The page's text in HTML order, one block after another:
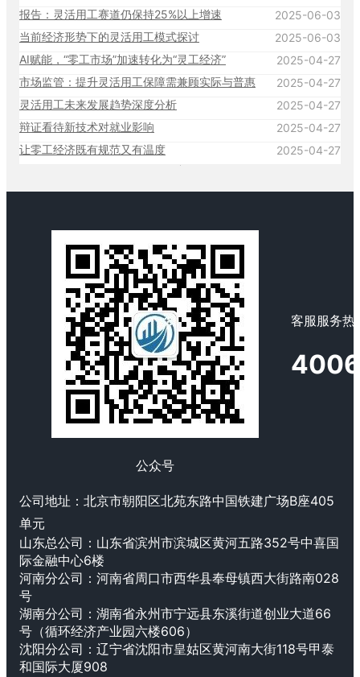
报告：灵活用工赛道仍保持25%以上增速
2025-06-03
当前经济形势下的灵活用工模式探讨
2025-06-03
AI赋能，“零工市场”加速转化为“灵工经济”
2025-04-27
市场监管：提升灵活用工保障需兼顾实际与普惠
2025-04-27
灵活用工未来发展趋势深度分析
2025-04-27
辩证看待新技术对就业影响
2025-04-27
让零工经济既有规范又有温度
2025-04-27
公众号
客服服务热
公司地址： 北京市朝阳区北苑东路中国铁建广场B座405
单元
山东总公司：山东省滨州市滨城区黄河五路352号中喜国
际金融中心6楼
河南分公司： 河南省周口市西华县奉母镇西大街路南028
号
湖南分公司：湖南省永州市宁远县东溪街道创业大道66
号（循环经济产业园六楼606）
沈阳分公司：辽宁省沈阳市皇姑区黄河南大街118号甲泰
和国际大厦908